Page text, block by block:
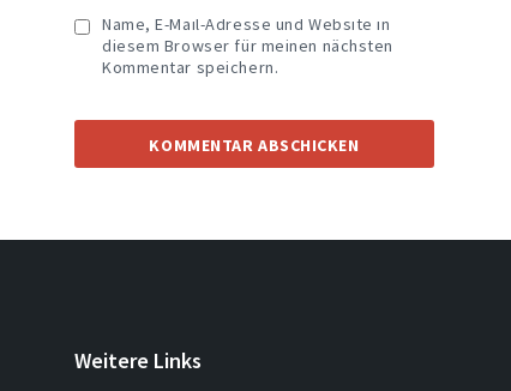
Name, E-Mail-Adresse und Website in
diesem Browser für meinen nächsten
Kommentar speichern.
Weitere Links